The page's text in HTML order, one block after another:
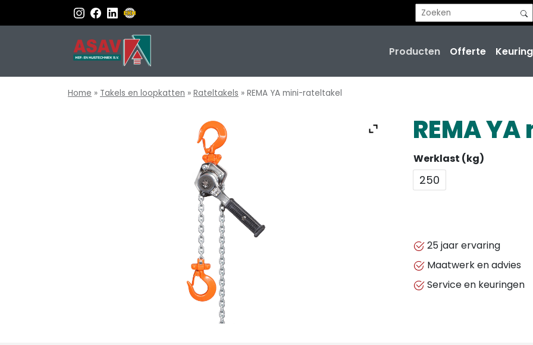
Producten Offerte
Home » Takels en loopkatten » Rateltakels » REMA YA mini-rateltakel
REMA
Werklast (kg)
250
25 jaar ervaring
Maatwerk en advies
Service en keuringen